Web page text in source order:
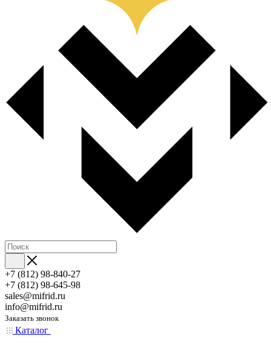
+7 (812) 98-840-27
+7 (812) 98-645-98
sales@mifrid.ru
info@mifrid.ru
Заказать звонок
Каталог